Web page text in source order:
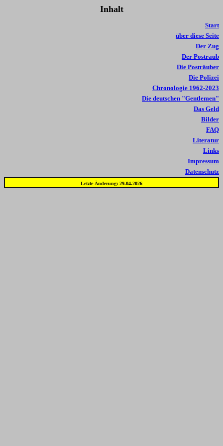
Inhalt
Start
über diese Seite
Der Zug
Der Postraub
Die Posträuber
Die Polizei
Chronologie 1962-2023
Die deutschen "Gentlemen"
Das Geld
Bilder
FAQ
Literatur
Links
Impressum
Datenschutz
Letzte Änderung: 29.04.2026